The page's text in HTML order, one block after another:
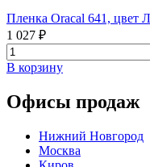
Пленка Oracal 641, цвет
1 027 ₽
В корзину
Офисы продаж
Нижний Новгород
Москва